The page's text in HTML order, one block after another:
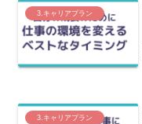
3.キャリアプラン
3.キャリアプラン